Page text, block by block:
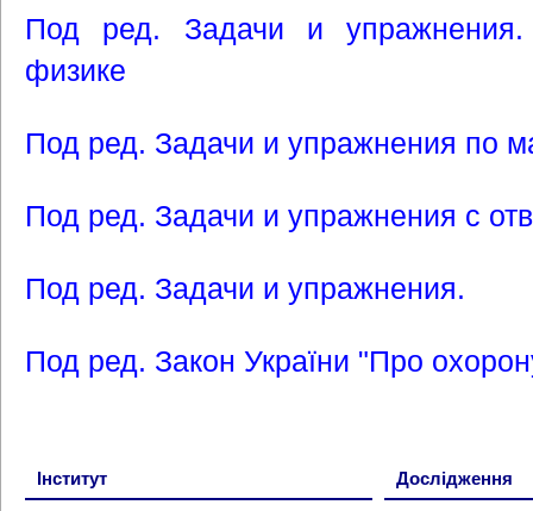
Под ред. Задачи и
физике
Под ред. Задачи и упражнения по
Под ред. Задачи и упражнения с
Под ред. Задачи и упражнения.
Под ред. Закон України "Про
Інститут Дослідження